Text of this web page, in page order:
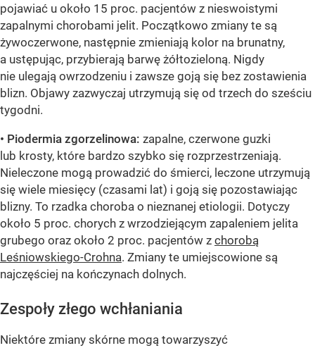
pojawiać u około 15 proc. pacjentów z nieswoistymi
zapalnymi chorobami jelit. Początkowo zmiany te są
żywoczerwone, następnie zmieniają kolor na brunatny,
a ustępując, przybierają barwę żółtozieloną. Nigdy
nie ulegają owrzodzeniu i zawsze goją się bez zostawienia
blizn. Objawy zazwyczaj utrzymują się od trzech do sześciu
tygodni.
• Piodermia zgorzelinowa: zapalne, czerwone guzki
lub krosty, które bardzo szybko się rozprzestrzeniają.
Nieleczone mogą prowadzić do śmierci, leczone utrzymują
się wiele miesięcy (czasami lat) i goją się pozostawiając
blizny. To rzadka choroba o nieznanej etiologii. Dotyczy
około 5 proc. chorych z wrzodziejącym zapaleniem jelita
grubego oraz około 2 proc. pacjentów z chorobą
Leśniowskiego-Crohna. Zmiany te umiejscowione są
najczęściej na kończynach dolnych.
Zespoły złego wchłaniania
Niektóre zmiany skórne mogą towarzyszyć